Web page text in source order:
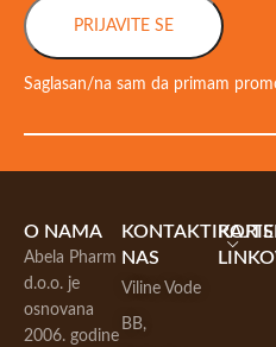
PRIJAVITE SE
Saglasan/na sam da primam
O NAMA
Abela Pharm
d.o.o. je
osnovana
2006. godine
KONTAKTIRAJTE
NAS
Viline Vode
BB,